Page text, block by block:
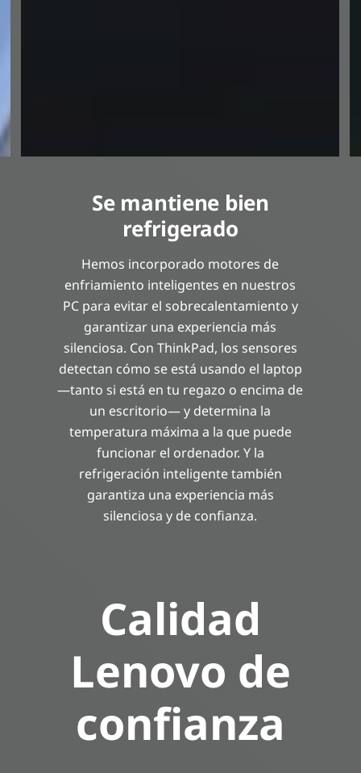
Se mantiene bien
refrigerado
Hemos incorporado motores de
enfriamiento inteligentes en nuestros
PC para evitar el sobrecalentamiento y
garantizar una experiencia más
silenciosa. Con ThinkPad, los sensores
detectan cómo se está usando el laptop
—tanto si está en tu regazo o encima de
un escritorio— y determina la
temperatura máxima a la que puede
funcionar el ordenador. Y la
refrigeración inteligente también
garantiza una experiencia más
silenciosa y de confianza.
Calidad
Lenovo de
confianza